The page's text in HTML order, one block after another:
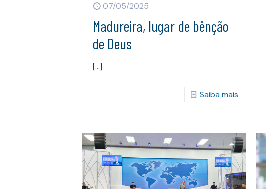
07/05/2025
Madureira, lugar de bênção
de Deus
[…]
Saiba mais